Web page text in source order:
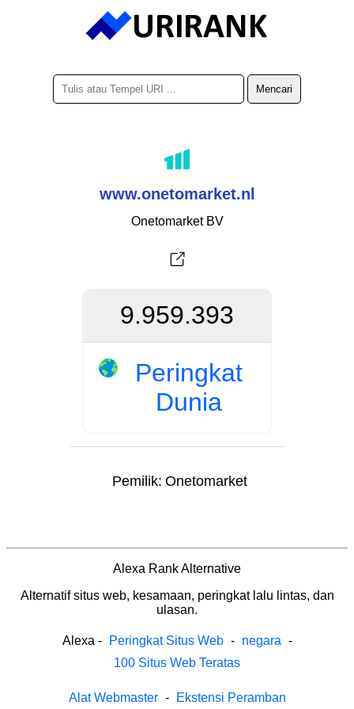
www.onetomarket.nl
Onetomarket BV
9.959.393
Peringkat
Dunia
Pemilik: Onetomarket
Alexa Rank Alternative
Alternatif situs web, kesamaan, peringkat lalu lintas, dan
ulasan.
Alexa - Peringkat Situs Web - negara -
100 Situs Web Teratas
Alat Webmaster - Ekstensi Peramban